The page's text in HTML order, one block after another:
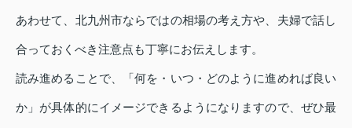
あわせて、北九州市ならではの相場の考え方や、夫婦で話し
合っておくべき注意点も丁寧にお伝えします。
読み進めることで、「何を・いつ・どのように進めれば良い
か」が具体的にイメージできるようになりますので、ぜひ最